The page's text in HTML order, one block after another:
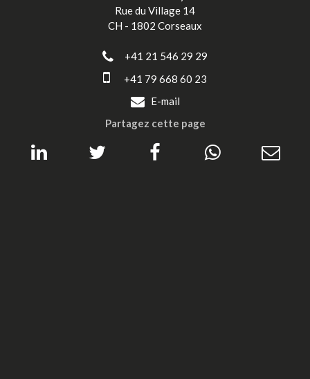
Rue du Village 14
CH - 1802 Corseaux
+41 21 546 29 29
+41 79 668 60 23
E-mail
Partagez cette page